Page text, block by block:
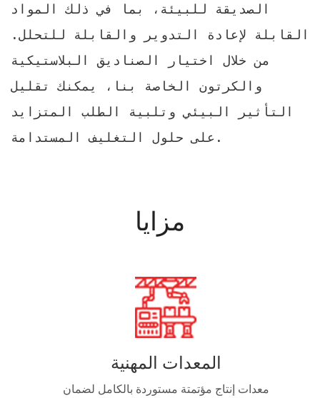
الصديقة للبيئة، بما في ذلك المواد
القابلة لإعادة التدوير والقابلة للتحلل.
من خلال اختيار الصناديق البلاستيكية
والكرتون الخاصة بنا، يمكنك تقليل
التأثير البيئي وتلبية الطلب المتزايد
على حلول التغليف المستدامة.
مزايا
المعدات المهنية
معدات إنتاج مؤتمتة مستوردة بالكامل لضمان